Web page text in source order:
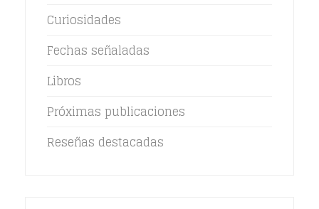
Curiosidades
Fechas señaladas
Libros
Próximas publicaciones
Reseñas destacadas